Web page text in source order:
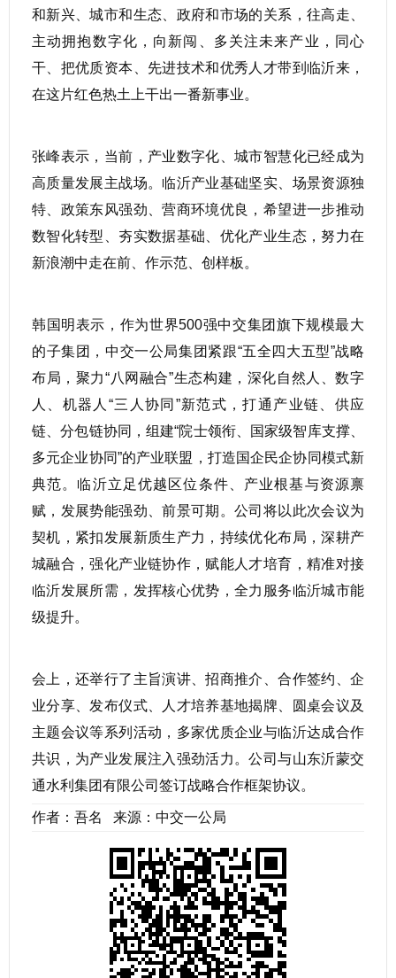
和新兴、城市和生态、政府和市场的关系，往高走、
主动拥抱数字化，向新闯、多关注未来产业，同心
干、把优质资本、先进技术和优秀人才带到临沂来，
在这片红色热土上干出一番新事业。
张峰表示，当前，产业数字化、城市智慧化已经成为
高质量发展主战场。临沂产业基础坚实、场景资源独
特、政策东风强劲、营商环境优良，希望进一步推动
数智化转型、夯实数据基础、优化产业生态，努力在
新浪潮中走在前、作示范、创样板。
韩国明表示，作为世界500强中交集团旗下规模最大
的子集团，中交一公局集团紧跟“五全四大五型”战略
布局，聚力“八网融合”生态构建，深化自然人、数字
人、机器人“三人协同”新范式，打通产业链、供应
链、分包链协同，组建“院士领衔、国家级智库支撑、
多元企业协同”的产业联盟，打造国企民企协同模式新
典范。临沂立足优越区位条件、产业根基与资源禀
赋，发展势能强劲、前景可期。公司将以此次会议为
契机，紧扣发展新质生产力，持续优化布局，深耕产
城融合，强化产业链协作，赋能人才培育，精准对接
临沂发展所需，发挥核心优势，全力服务临沂城市能
级提升。
会上，还举行了主旨演讲、招商推介、合作签约、企
业分享、发布仪式、人才培养基地揭牌、圆桌会议及
主题会议等系列活动，多家优质企业与临沂达成合作
共识，为产业发展注入强劲活力。公司与山东沂蒙交
通水利集团有限公司签订战略合作框架协议。
作者：吾名 来源：中交一公局